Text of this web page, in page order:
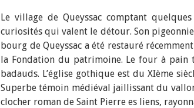
Le village de Queyssac comptant
curiosités qui valent le détour. Son
bourg de Queyssac a été restauré
la Fondation du patrimoine. Le four à
badauds. L’église gothique est du XIème
Superbe témoin médiéval jaillissant du
clocher roman de Saint Pierre es liens,